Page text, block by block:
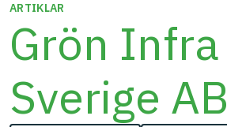
ARTIKLAR
Grön Infra
Sverige AB